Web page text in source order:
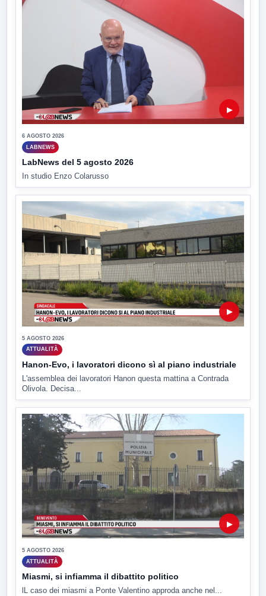
▶
6 AGOSTO 2026
LABNEWS
LabNews del 5 agosto 2026
In studio Enzo Colarusso
▶
5 AGOSTO 2026
ATTUALITÀ
Hanon-Evo, i lavoratori dicono sì al piano industriale
L'assemblea dei lavoratori Hanon questa mattina a Contrada
Olivola. Decisa...
▶
5 AGOSTO 2026
ATTUALITÀ
Miasmi, si infiamma il dibattito politico
lL caso dei miasmi a Ponte Valentino approda anche nel...